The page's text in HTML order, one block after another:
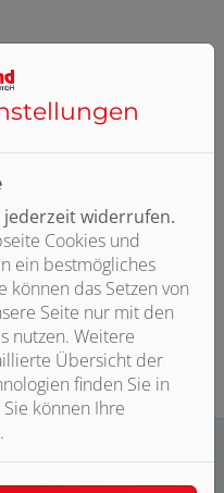
öffnen, um die für
zu akzeptieren.
widerrufen.
Cookies und
ein bestmögliches
können das Setzen von
Seite nur mit den
nutzen. Weitere
Übersicht der
finden Sie in
können Ihre